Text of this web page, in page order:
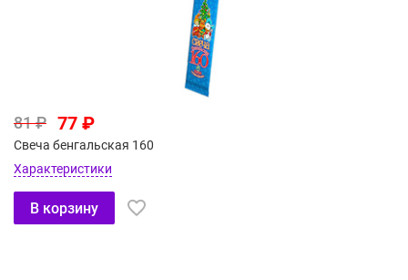
81 ₽ 77 ₽
Свеча бенгальская 160
Характеристики
В корзину